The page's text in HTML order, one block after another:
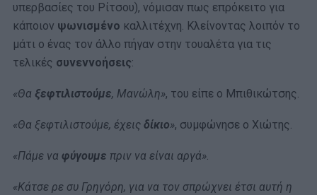
υπερβασίες του Ρίτσου), νόμισαν πως επρόκειτο για
κάποιον ψωνισμένο καλλιτέχνη. Κλείνοντας λοιπόν το
μάτι ο ένας τον άλλο πήγαν στην τουαλέτα για τις
τελικές συνεννοήσεις:
«Θα ξεφτιλιστούμε, Μανώλη», του είπε ο Μπιθικώτσης.
«Θα ξεφτιλιστούμε, έχεις δίκιο», συμφώνησε ο Χιώτης.
«Πάμε να φύγουμε πριν να είναι αργά».
«Κάτσε ρε συ Γρηγόρη, για να τον σπρώχνει έτσι αυτή η